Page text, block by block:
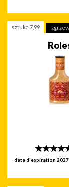
sztuka 7,99
date d'expiration